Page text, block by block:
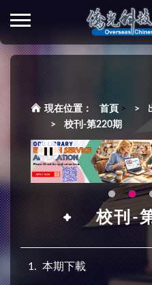
首頁 >
校刊-第220期
校刊-
1 本期下載